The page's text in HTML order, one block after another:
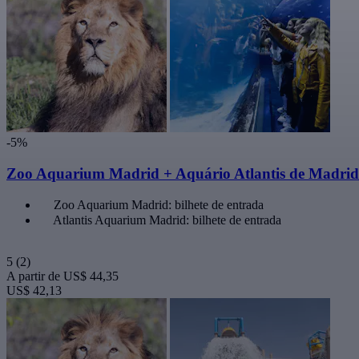
-5%
Zoo Aquarium Madrid + Aquário Atlantis de
Zoo Aquarium Madrid: bilhete de entrada
Atlantis Aquarium Madrid: bilhete de entrada
5 (2)
A partir de US$ 44,35
US$ 42,13